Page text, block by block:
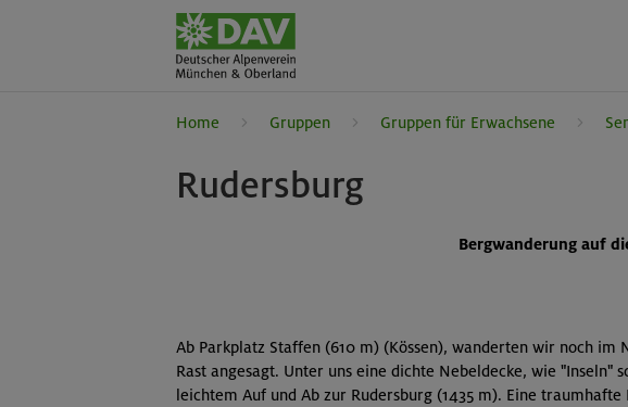
Home Gruppen Gruppen für Erwachsene
Rudersburg
Bergwanderung auf
Ab Parkplatz Staffen (610 m) (Kössen), wanderten wir noch
Rast angesagt. Unter uns eine dichte Nebeldecke, wie
leichtem Auf und Ab zur Rudersburg (1435 m). Eine traumhafte